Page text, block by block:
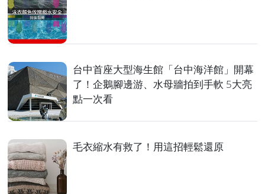
台中首座大型海生館「台中海洋館」開幕
了！企鵝腳邊游、水母牆拍到手軟 5大亮
點一次看
毛衣縮水有救了！用這招輕鬆還原